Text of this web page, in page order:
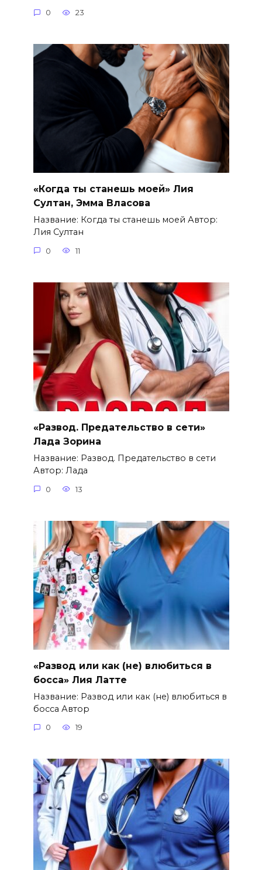
0 23
«Когда ты станешь моей» Лия
Султан, Эмма Власова
Название: Когда ты станешь моей Автор:
Лия Султан
0 11
«Развод. Предательство в сети»
Лада Зорина
Название: Развод. Предательство в сети
Автор: Лада
0 13
«Развод или как (не) влюбиться в
босса» Лия Латте
Название: Развод или как (не) влюбиться в
босса Автор
0 19